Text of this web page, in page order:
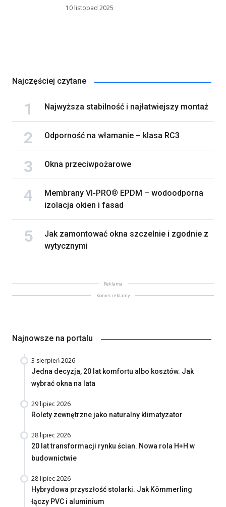
10 listopad 2025
Najczęściej czytane
Najwyższa stabilność i najłatwiejszy montaż
Odporność na włamanie – klasa RC3
Okna przeciwpożarowe
Membrany VI-PRO® EPDM – wodoodporna
izolacja okien i fasad
Jak zamontować okna szczelnie i zgodnie z
wytycznymi
Reklama
Koniec reklamy
Najnowsze na portalu
3 sierpień 2026
Jedna decyzja, 20 lat komfortu albo kosztów. Jak
wybrać okna na lata
29 lipiec 2026
Rolety zewnętrzne jako naturalny klimatyzator
28 lipiec 2026
20 lat transformacji rynku ścian. Nowa rola H+H w
budownictwie
28 lipiec 2026
Hybrydowa przyszłość stolarki. Jak Kömmerling
łączy PVC i aluminium